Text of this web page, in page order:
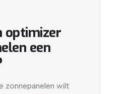
optimizer
een
zonnepanelen wilt